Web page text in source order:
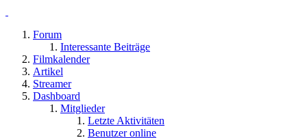
Forum
Interessante Beiträge
Filmkalender
Artikel
Streamer
Dashboard
Mitglieder
Letzte Aktivitäten
Benutzer online